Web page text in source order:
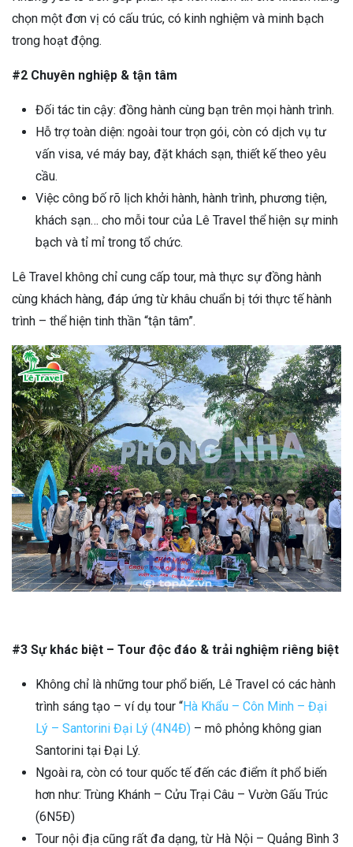
chọn một đơn vị có cấu trúc, có kinh nghiệm và minh bạch
trong hoạt động.
#2 Chuyên nghiệp & tận tâm
Đối tác tin cậy: đồng hành cùng bạn trên mọi hành trình.
Hỗ trợ toàn diện: ngoài tour trọn gói, còn có dịch vụ tư
vấn visa, vé máy bay, đặt khách sạn, thiết kế theo yêu
cầu.
Việc công bố rõ lịch khởi hành, hành trình, phương tiện,
khách sạn… cho mỗi tour của Lê Travel thể hiện sự minh
bạch và tỉ mỉ trong tổ chức.
Lê Travel không chỉ cung cấp tour, mà thực sự đồng hành
cùng khách hàng, đáp ứng từ khâu chuẩn bị tới thực tế hành
trình – thể hiện tinh thần “tận tâm”.
#3 Sự khác biệt – Tour độc đáo & trải nghiệm riêng biệt
Không chỉ là những tour phổ biến, Lê Travel có các hành
trình sáng tạo – ví dụ tour “Hà Khẩu – Côn Minh – Đại
Lý – Santorini Đại Lý (4N4Đ) – mô phỏng không gian
Santorini tại Đại Lý.
Ngoài ra, còn có tour quốc tế đến các điểm ít phổ biến
hơn như: Trùng Khánh – Cửu Trại Câu – Vườn Gấu Trúc
(6N5Đ)
Tour nội địa cũng rất đa dạng, từ Hà Nội – Quảng Bình 3